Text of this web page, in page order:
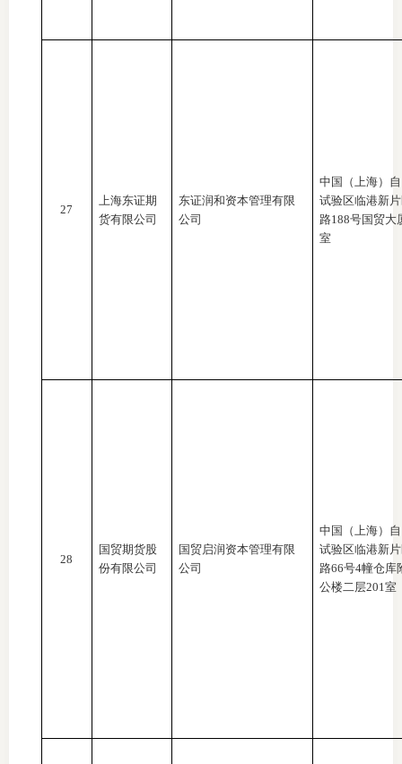
27
上海东证期
货有限公司
东证润和资本管理有限
公司
中国（上海）
试验区临港新
路188号国贸大
室
28
国贸期货股
份有限公司
国贸启润资本管理有限
公司
中国（上海）
试验区临港新
路66号4幢仓库
公楼二层201室